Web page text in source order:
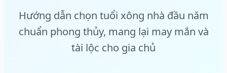
Hướng dẫn chọn tuổi xông nhà đầu năm
chuẩn phong thủy, mang lại may mắn và
tài lộc cho gia chủ